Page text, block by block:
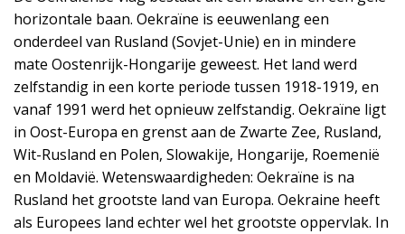
horizontale baan. Oekraïne is eeuwenlang een
onderdeel van Rusland (Sovjet-Unie) en in mindere
mate Oostenrijk-Hongarije geweest. Het land werd
zelfstandig in een korte periode tussen 1918-1919, en
vanaf 1991 werd het opnieuw zelfstandig. Oekraïne ligt
in Oost-Europa en grenst aan de Zwarte Zee, Rusland,
Wit-Rusland en Polen, Slowakije, Hongarije, Roemenië
en Moldavië. Wetenswaardigheden: Oekraïne is na
Rusland het grootste land van Europa. Oekraine heeft
als Europees land echter wel het grootste oppervlak. In